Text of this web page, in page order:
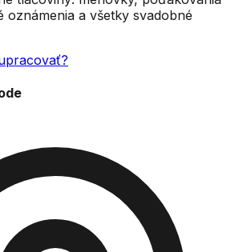
oznámenia a všetky svadobné